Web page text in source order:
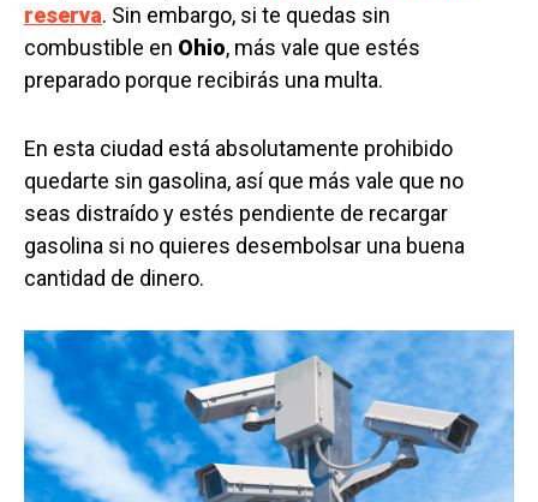
reserva. Sin embargo, si te quedas sin
combustible en Ohio, más vale que estés
preparado porque recibirás una multa.
En esta ciudad está absolutamente prohibido
quedarte sin gasolina, así que más vale que no
seas distraído y estés pendiente de recargar
gasolina si no quieres desembolsar una buena
cantidad de dinero.